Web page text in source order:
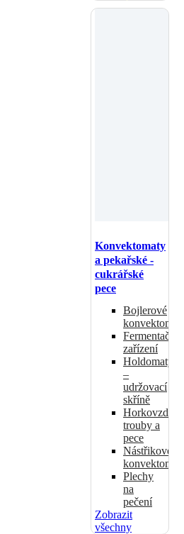
Konvektomaty
a pekařské -
cukrářské
pece
Bojlerové
konvektomaty
Fermentační
zařízení
Holdomaty
–
udržovací
skříně
Horkovzdušné
trouby a
pece
Nástřikové
konvektomaty
Plechy
na
pečení
Zobrazit
všechny